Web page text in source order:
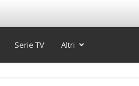
Serie TV Altri